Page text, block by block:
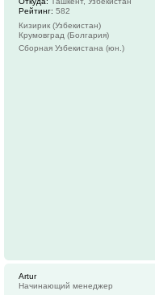
Рейтинг: 582
Кизирик (Узбекистан)
Крумовград (Болгария)
Сборная Узбекистана (юн.)
Artur
Начинающий менеджер